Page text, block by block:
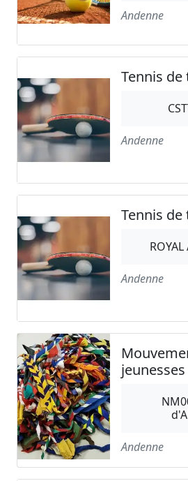
Andenne
Tennis de
Andenne
Tennis de
Andenne
jeunesses
Andenne